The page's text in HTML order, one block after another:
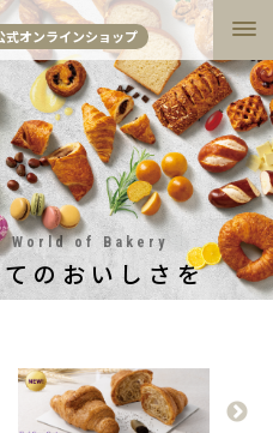
式オンラインショップ
World of Bakery
のおいしさを